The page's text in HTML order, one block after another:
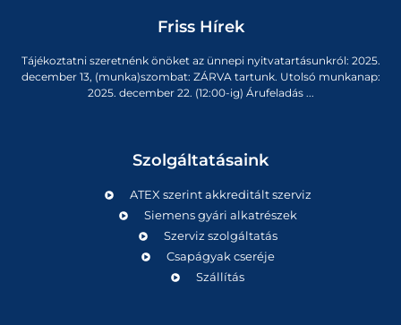
Friss Hírek
Tájékoztatni szeretnénk önöket az ünnepi nyitvatartásunkról: 2025.
december 13, (munka)szombat: ZÁRVA tartunk. Utolsó munkanap:
2025. december 22. (12:00-ig) Árufeladás ...
Szolgáltatásaink
ATEX szerint akkreditált szerviz
Siemens gyári alkatrészek
Szerviz szolgáltatás
Csapágyak cseréje
Szállítás